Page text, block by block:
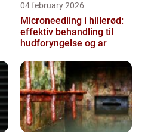
04 february 2026
Microneedling i hillerød:
effektiv behandling til
hudforyngelse og ar